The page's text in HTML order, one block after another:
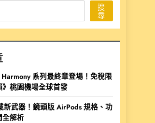
搜
尋
系列最終章登場！免稅限
》桃園機場全球首發
新武器！鏡頭版 AirPods 規格、功
全解析